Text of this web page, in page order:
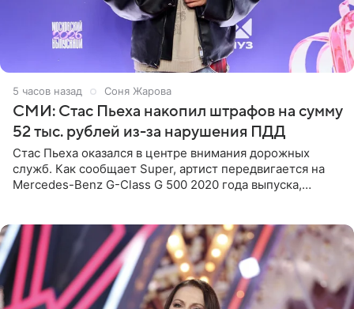
5 часов назад Соня Жарова
СМИ: Стас Пьеха накопил штрафов на сумму
52 тыс. рублей из-за нарушения ПДД
Стас Пьеха оказался в центре внимания дорожных
служб. Как сообщает Super, артист передвигается на
Mercedes-Benz G-Class G 500 2020 года выпуска,